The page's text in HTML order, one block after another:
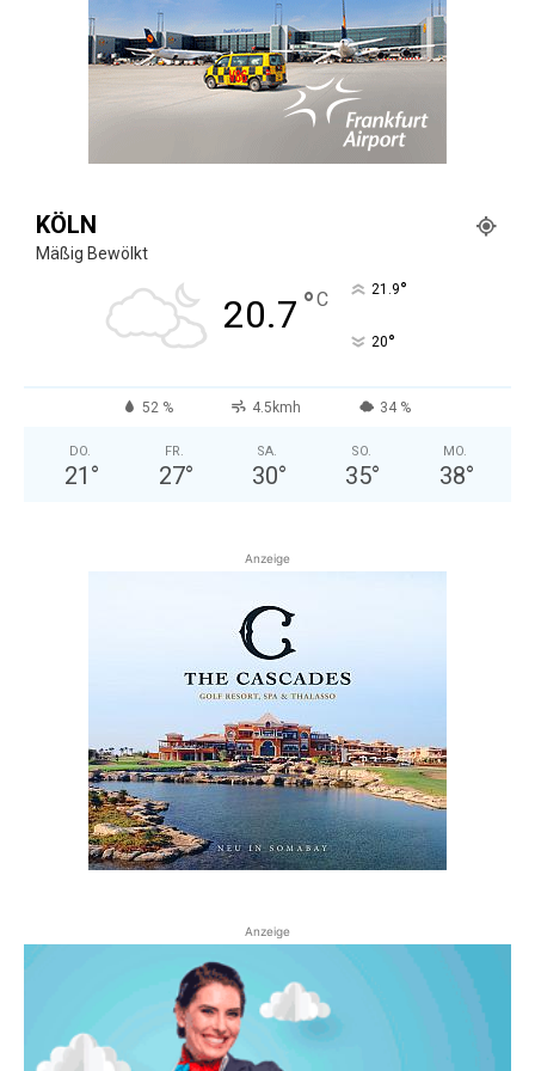
KÖLN
Mäßig Bewölkt
20.7 °C 21.9°
20°
52 % 4.5kmh 34 %
DO.
21 °
FR.
27°
SA.
30°
SO.
35°
MO.
38°
Anzeige
Anzeige